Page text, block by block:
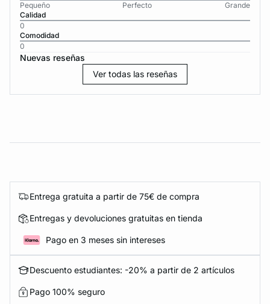
Pequeño
Perfecto
Grande
Calidad
0
Comodidad
0
Nuevas reseñas
Ver todas las reseñas
Entrega gratuita a partir de 75€ de compra
Entregas y devoluciones gratuitas en tienda
Pago en 3 meses sin intereses
Descuento estudiantes: -20% a partir de 2 artículos
Pago 100% seguro